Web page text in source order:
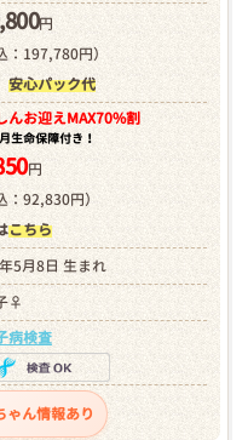
円
：197,780円）
安心パック代
んお迎えMAX70%割
生命保障付き！
円
：92,830円）
こちら
5月8日 生まれ
♀
病検査
ゃん情報あり